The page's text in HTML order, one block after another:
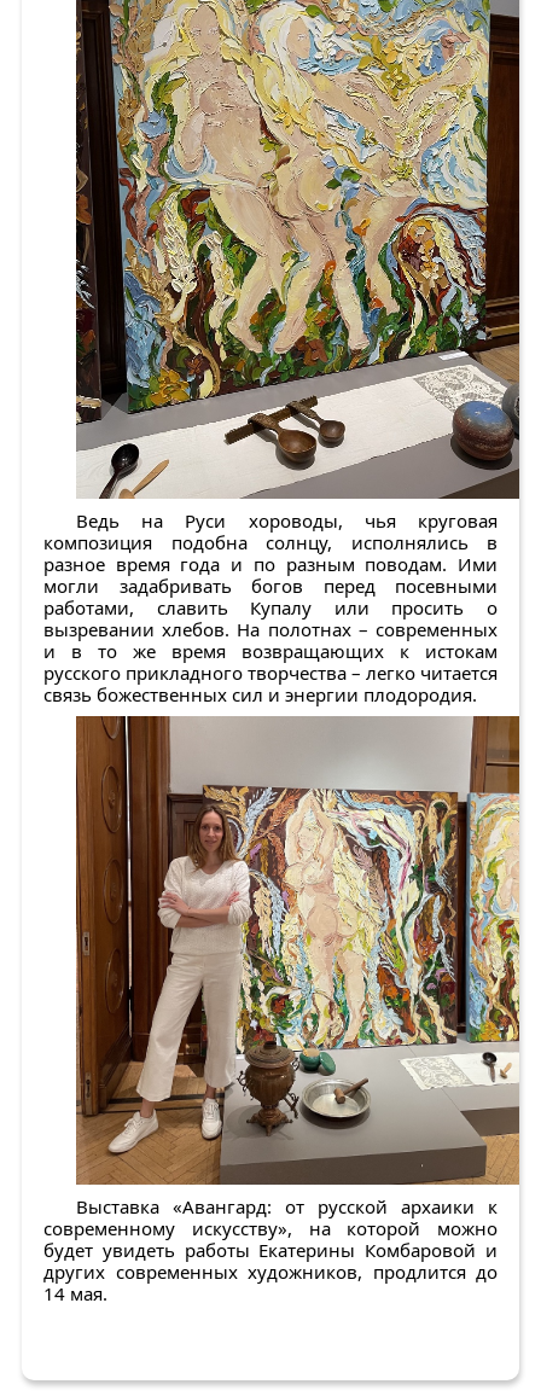
Ведь на Руси хороводы, чья круговая
композиция подобна солнцу, исполнялись в
разное время года и по разным поводам. Ими
могли задабривать богов перед посевными
работами, славить Купалу или просить о
вызревании хлебов. На полотнах – современных
и в то же время возвращающих к истокам
русского прикладного творчества – легко читается
связь божественных сил и энергии плодородия.
Выставка «Авангард: от русской архаики к
современному искусству», на которой можно
будет увидеть работы Екатерины Комбаровой и
других современных художников, продлится до
14 мая.